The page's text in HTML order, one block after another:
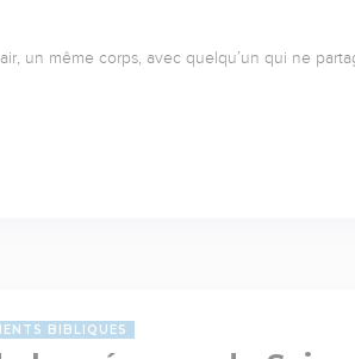
un même corps, avec quelqu’un qui ne
BIBLIQUES